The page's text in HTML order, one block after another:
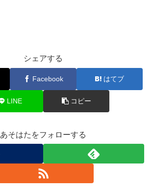
シェアする
Facebook はてブ
LINE コピー
あそはたをフォローする